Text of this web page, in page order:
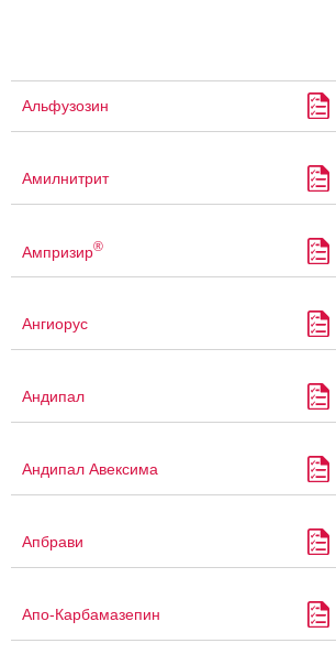
Альфузозин
Амилнитрит
Ампризир®
Ангиорус
Андипал
Андипал Авексима
Апбрави
Апо-Карбамазепин